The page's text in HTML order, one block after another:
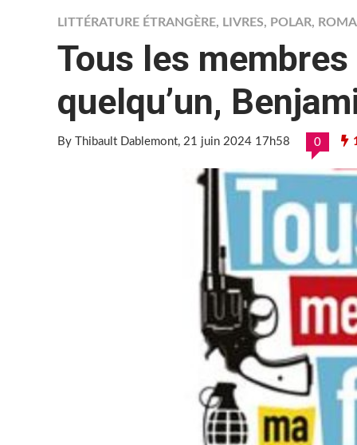
LITTÉRATURE ÉTRANGÈRE, LIVRES, POLAR,
Tous les
quelqu’un,
By Thibault Dablemont, 21 juin 2024 17h58 0